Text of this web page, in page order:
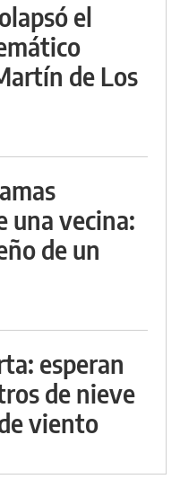
el
de Los
una vecina:
de un
esperan
de nieve
viento